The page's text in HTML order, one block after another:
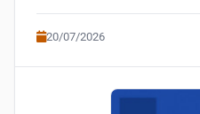
20/07/2026